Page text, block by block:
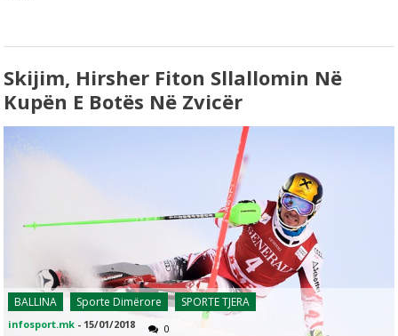
Skijim, Hirsher Fiton Sllallomin Në
Kupën E Botës Në Zvicër
BALLINA Sporte Dimërore SPORTE TJERA
infosport.mk - 15/01/2018 0